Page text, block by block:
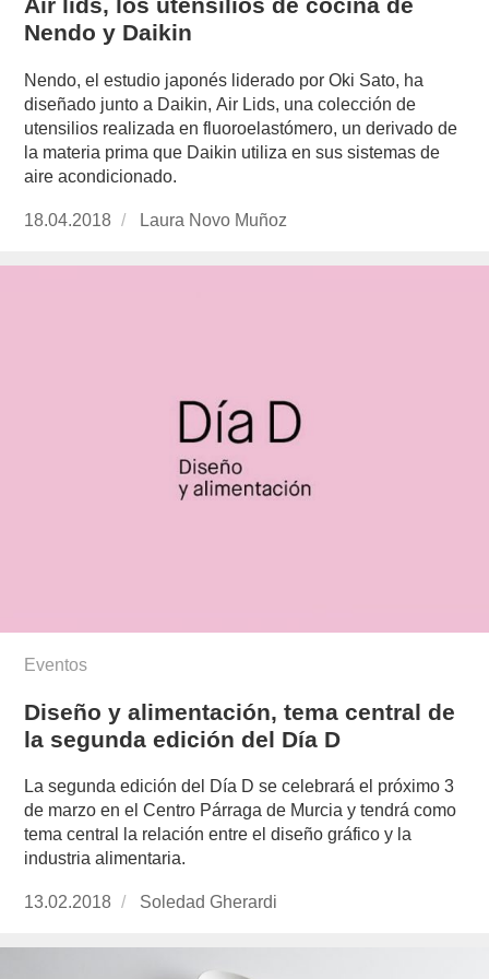
Nendo y Daikin
Nendo, el estudio japonés liderado por Oki Sato, ha
diseñado junto a Daikin, Air Lids, una colección de
utensilios realizada en fluoroelastómero, un derivado de
la materia prima que Daikin utiliza en sus sistemas de
aire acondicionado.
Publicado
18.04.2018
https://www.experimenta.es/author/laura-
Laura Novo Muñoz
Eventos
Diseño y alimentación, tema central de
la segunda edición del Día D
La segunda edición del Día D se celebrará el próximo 3
de marzo en el Centro Párraga de Murcia y tendrá como
tema central la relación entre el diseño gráfico y la
industria alimentaria.
Publicado
13.02.2018
https://www.experimenta.es/author/soledad-
Soledad Gherardi